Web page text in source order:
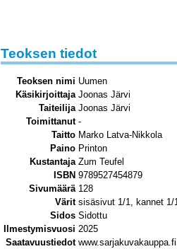
Teoksen tiedot
Teoksen nimi Uumen
Käsikirjoittaja Joonas Järvi
Taiteilija Joonas Järvi
Toimittanut -
Taitto Marko Latva-Nikkola
Paino Printon
Kustantaja Zum Teufel
ISBN 9789527454879
Sivumäärä 128
Värit sisäsivut 1/1, kannet 1/1
Sidos Sidottu
Ilmestymisvuosi 2025
Saatavuustiedot www.sarjakuvakauppa.fi